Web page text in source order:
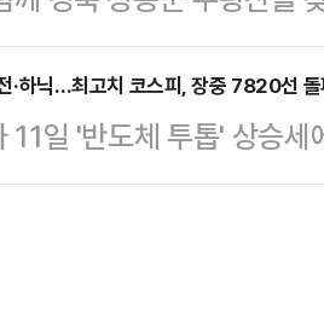
변을…
러나 해당 사진에는 "잘
응이 이어졌다.이에 대해
다. 범죄자한테 왜 인물
…
고 있다.11일 경찰 및 소
전날 오후 가족과 함께
홀로 주봉으로 등산에
않은 채 산행에 나섰던 아
·하닉…최고치 코스피, 장중 7820선
11일 '반도체 투톱' 상승
재경신했다.한국거래소